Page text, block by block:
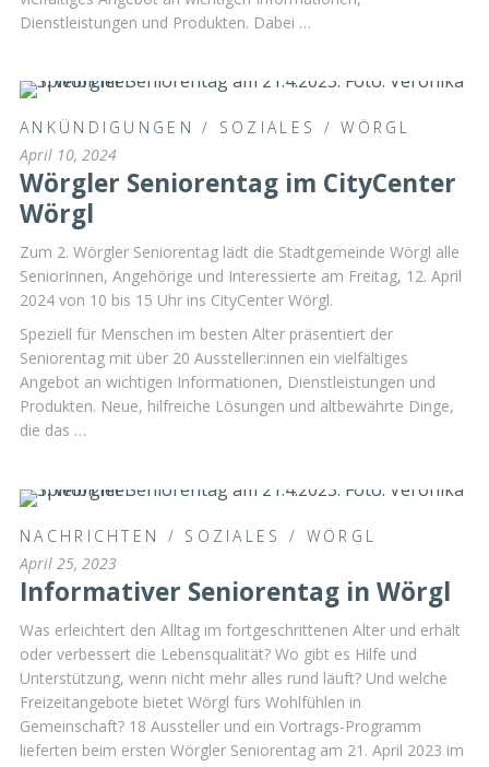
Dienstleistungen und Produkten. Dabei …
ANKÜNDIGUNGEN / SOZIALES /WÖRGL
April 10, 2024
Wörgler Seniorentag im CityCenter
Wörgl
Zum 2. Wörgler Seniorentag lädt die Stadtgemeinde Wörgl alle
SeniorInnen, Angehörige und Interessierte am Freitag, 12. April
2024 von 10 bis 15 Uhr ins CityCenter Wörgl.
Speziell für Menschen im besten Alter präsentiert der
Seniorentag mit über 20 Aussteller:innen ein vielfältiges
Angebot an wichtigen Informationen, Dienstleistungen und
Produkten. Neue, hilfreiche Lösungen und altbewährte Dinge,
die das …
NACHRICHTEN / SOZIALES / WÖRGL
April 25, 2023
Informativer Seniorentag in Wörgl
Was erleichtert den Alltag im fortgeschrittenen Alter und erhält
oder verbessert die Lebensqualität? Wo gibt es Hilfe und
Unterstützung, wenn nicht mehr alles rund läuft? Und welche
Freizeitangebote bietet Wörgl fürs Wohlfühlen in
Gemeinschaft? 18 Aussteller und ein Vortrags-Programm
lieferten beim ersten Wörgler Seniorentag am 21. April 2023 im